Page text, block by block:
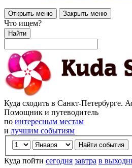
Открыть меню Закрыть меню
Что ищем?
Найти
Куда сходить в Санкт-Петербурге.
Помощник и путеводитель
по интересным местам
и лучшим событиям
Куда пойти сегодня завтра в